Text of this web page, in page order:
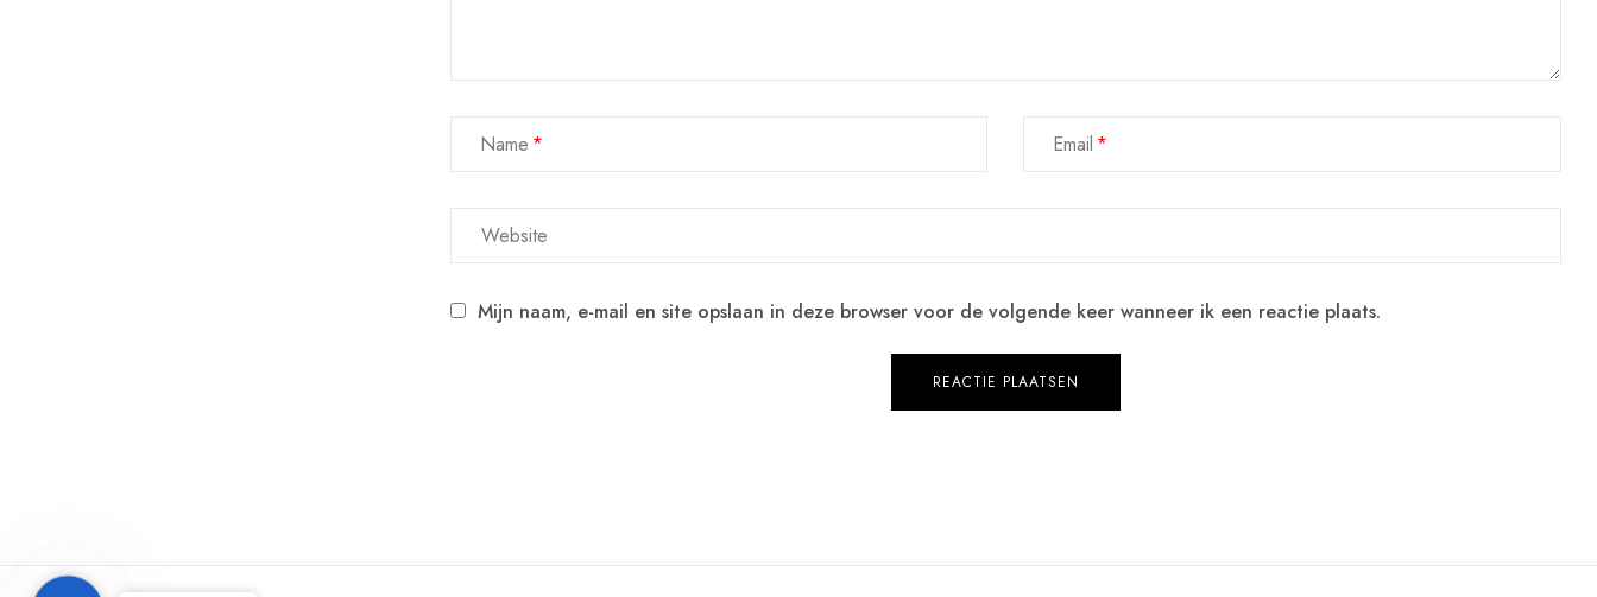
Name Email
Mijn naam, e-mail en site opslaan in deze browser voor de volgende keer wanneer ik een reactie plaats.